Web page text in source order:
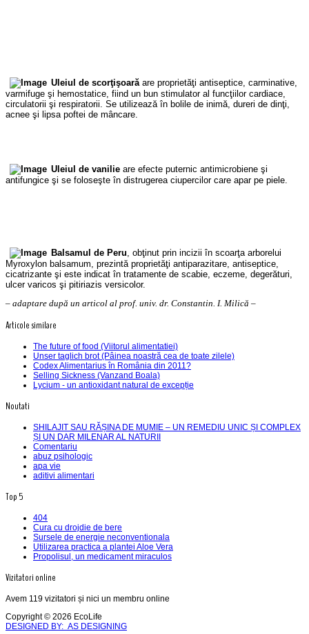
Uleiul de scorţişoarăare proprietăţi antiseptice, carminative,
varmifuge şi hemostatice, fiind un bun stimulator al funcţiilor cardiace,
circulatorii şi respiratorii. Se utilizează în bolile de inimă, dureri de dinţi,
acnee şi lipsa poftei de mâncare.
Uleiul de vanilie are efecte puternic antimicrobiene şi
antifungice şi se foloseşte în distrugerea ciupercilor care apar pe piele.
Balsamul de Peru, obţinut prin incizii în scoarţa arborelui
Myroxylon balsamum, prezintă proprietăţi antiparazitare, antiseptice,
cicatrizante şi este indicat în tratamente de scabie, eczeme, degerături,
ulcer varicos şi pitiriazis versicolor.
– adaptare după un articol al prof. univ. dr. Constantin. I. Milică –
Articole similare
The future of food (Viitorul alimentatiei)
Unser taglich brot (Pâinea noastră cea de toate zilele)
Codex Alimentarius în România din 2011?
Selling Sickness (Vanzand Boala)
Lycium - un antioxidant natural de excepție
Noutati
SHILAJIT SAU RĂȘINA DE MUMIE – UN REMEDIU UNIC ȘI COMPLEX
ȘI UN DAR MILENAR AL NATURII
Comentariu
abuz psihologic
apa vie
aditivi alimentari
Top 5
404
Cura cu drojdie de bere
Sursele de energie neconventionala
Utilizarea practica a plantei Aloe Vera
Propolisul, un medicament miraculos
Vizitatori online
Avem 119 vizitatori și nici un membru online
Copyright © 2026 EcoLife
DESIGNED BY: AS DESIGNING